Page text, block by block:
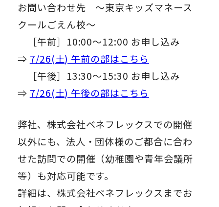
お問い合わせ先 ～東京キッズマネース
クールごえん校～
［午前］10:00～12:00 お申し込み
⇒ 7/26(土) 午前の部はこちら
［午後］13:30～15:30 お申し込み
⇒ 7/26(土) 午後の部はこちら
弊社、株式会社ベネフレックスでの開催
以外にも、法人・団体様のご都合に合わ
せた訪問での開催（幼稚園や青年会議所
等）も対応可能です。
詳細は、株式会社ベネフレックスまでお